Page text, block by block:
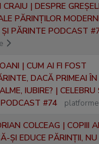
| DESPRE
PĂRINȚILOR
ȘI PĂRINTE PODCAST
| CUM AI FI FOST
DACĂ PRIMEAI ÎN
IUBIRE? | CELEBRU
#74
platforme
COLCEAG | COPIII
ȘI EDUCE PĂRINȚII, NU